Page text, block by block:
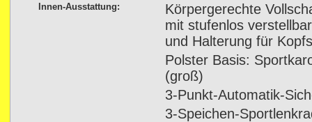
Innen-Ausstattung:
Körpergerechte
mit stufenlos
und Halterung für
Polster Basis:
(groß)
3-Punkt-Automatik-
3-Speichen-